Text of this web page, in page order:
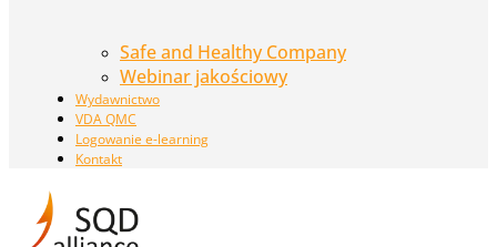
Safe and Healthy Company
Webinar jakościowy
Wydawnictwo
VDA QMC
Logowanie e-learning
Kontakt